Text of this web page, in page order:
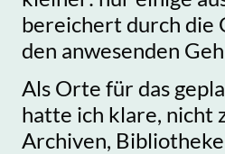
bereichert durch die
den anwesenden
Als Orte für das
hatte ich klare, nicht
Archiven,